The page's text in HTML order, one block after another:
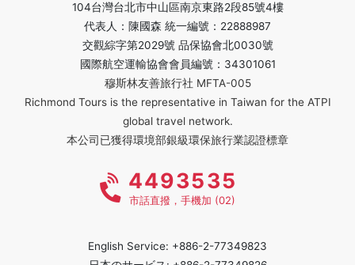
104台灣台北市中山區南京東路2段85號4樓
代表人：陳國森 統一編號：22888987
交觀綜字第2029號 品保協會北0030號
國際航空運輸協會會員編號：34301061
穆斯林友善旅行社 MFTA-005
Richmond Tours is the representative in Taiwan for the ATPI
global travel network.
本公司已獲得環境部銀級環保旅行業認證標章
4493535
市話直撥，手機加 (02)
English Service: +886-2-77349823